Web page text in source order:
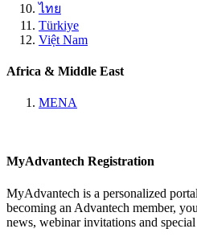
ไทย
Türkiye
Việt Nam
Africa & Middle East
MENA
MyAdvantech Registration
MyAdvantech is a personalized
becoming an Advantech member,
news, webinar invitations and